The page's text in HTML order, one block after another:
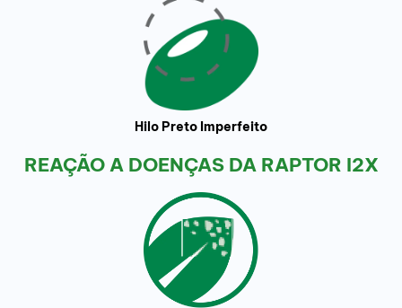
Hilo Preto Imperfeito
REAÇÃO A DOENÇAS DA RAPTOR I2X